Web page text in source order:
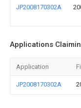
JP2008170302A
Applications
Application
JP2008170302A